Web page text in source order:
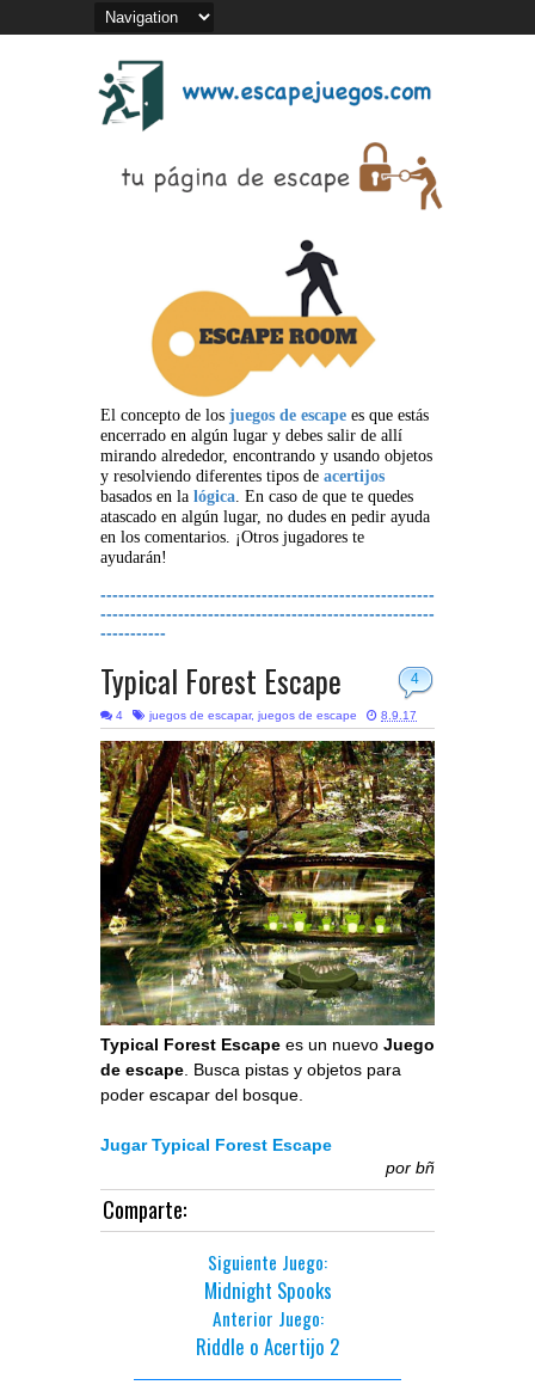
El concepto de los juegos de escape es que estás
encerrado en algún lugar y debes salir de allí
mirando alrededor, encontrando y usando objetos
y resolviendo diferentes tipos de acertijos
basados en la lógica. En caso de que te quedes
atascado en algún lugar, no dudes en pedir ayuda
en los comentarios. ¡Otros jugadores te
ayudarán!
--------------------------------------------------------
--------------------------------------------------------
-----------
4
Typical Forest Escape
4 juegos de escapar, juegos de escape 8.9.17
Typical Forest Escape es un nuevo Juego
de escape. Busca pistas y objetos para
poder escapar del bosque.
Jugar Typical Forest Escape
por bñ
Comparte:
Siguiente Juego:
Midnight Spooks
Anterior Juego:
Riddle o Acertijo 2